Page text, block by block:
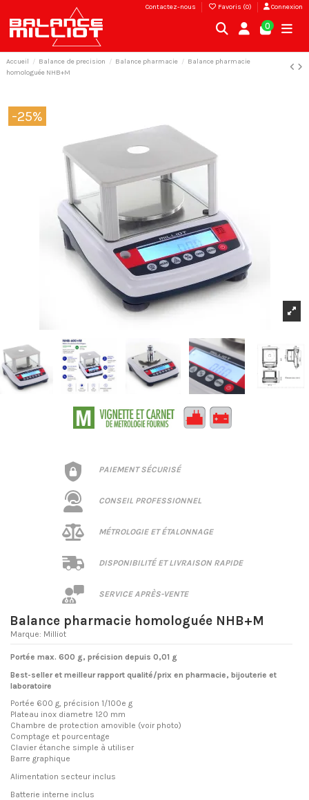
Contactez-nous Favoris (0) Connexion
0
Accueil Balance de precision Balance pharmacie
Balance pharmacie
homologuée NHB+M
-25%
PAIEMENT SÉCURISÉ
CONSEIL PROFESSIONNEL
MÉTROLOGIE ET ÉTALONNAGE
DISPONIBILITÉ ET LIVRAISON RAPIDE
SERVICE APRÈS-VENTE
Balance pharmacie homologuée NHB+M
Marque: Milliot
Portée max. 600 g, précision depuis 0,01 g
Best-seller et meilleur rapport qualité/prix en pharmacie, bijouterie et
laboratoire
Portée 600 g, précision 1/100e g
Plateau inox diametre 120 mm
Chambre de protection amovible (voir photo)
Comptage et pourcentage
Clavier étanche simple à utiliser
Barre graphique
Alimentation secteur inclus
Batterie interne inclus